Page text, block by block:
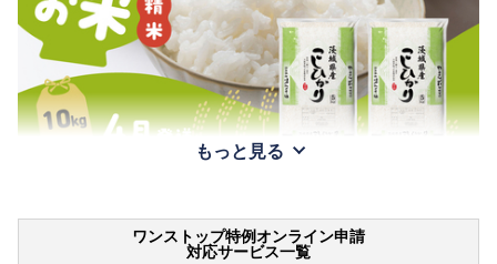
もっと見る
ワンストップ特例オンライン申請
対応サービス一覧